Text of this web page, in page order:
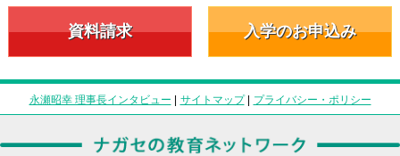
資料請求 入学のお申込み
永瀬昭幸 理事長インタビュー | サイトマップ| プライバシー・ポリシー